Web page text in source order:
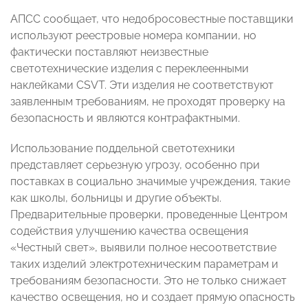
АПСС сообщает, что недобросовестные поставщики
используют реестровые номера компании, но
фактически поставляют неизвестные
светотехнические изделия с переклеенными
наклейками CSVT. Эти изделия не соответствуют
заявленным требованиям, не проходят проверку на
безопасность и являются контрафактными.
Использование поддельной светотехники
представляет серьезную угрозу, особенно при
поставках в социально значимые учреждения, такие
как школы, больницы и другие объекты.
Предварительные проверки, проведенные Центром
содействия улучшению качества освещения
«Честный свет», выявили полное несоответствие
таких изделий электротехническим параметрам и
требованиям безопасности. Это не только снижает
качество освещения, но и создает прямую опасность